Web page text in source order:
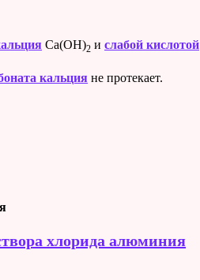
Ca(OH)2 и слабой кислотой
кальция не протекает.
хлорида алюминия